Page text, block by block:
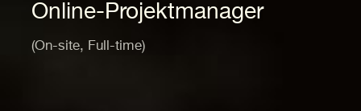
Online-Projektmanager
(On-site, Full-time)